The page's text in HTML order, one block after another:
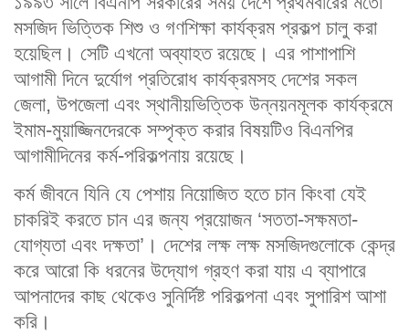
মসজিদ ভিত্তিক শিশু ও গণশিক্ষা কার্যক্রম প্রকল্প চালু করা
হয়েছিল। সেটি এখনো অব্যাহত রয়েছে। এর পাশাপাশি
আগামী দিনে দুর্যোগ প্রতিরোধ কার্যক্রমসহ দেশের সকল
জেলা, উপজেলা এবং স্থানীয়ভিত্তিক উন্নয়নমূলক কার্যক্রমে
ইমাম-মুয়াজ্জিনদেরকে সম্পৃক্ত করার বিষয়টিও বিএনপির
আগামীদিনের কর্ম-পরিকল্পনায় রয়েছে।
কর্ম জীবনে যিনি যে পেশায় নিয়োজিত হতে চান কিংবা যেই
চাকরিই করতে চান এর জন্য প্রয়োজন ‘সততা-সক্ষমতা-
যোগ্যতা এবং দক্ষতা’। দেশের লক্ষ লক্ষ মসজিদগুলোকে কেন্দ্র
করে আরো কি ধরনের উদ্যোগ গ্রহণ করা যায় এ ব্যাপারে
আপনাদের কাছ থেকেও সুনির্দিষ্ট পরিকল্পনা এবং সুপারিশ আশা
করি।